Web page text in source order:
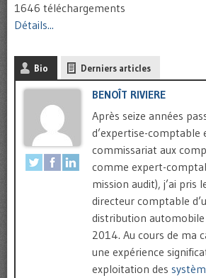
1646 téléchargements
Détails...
Bio Derniers articles
BENOÎT RIVIERE
Après seize années
d’expertise-comptable
commissariat aux
comme expert-
mission audit), j’ai pris
directeur comptable
distribution
2014. Au cours de ma
une expérience
exploitation des